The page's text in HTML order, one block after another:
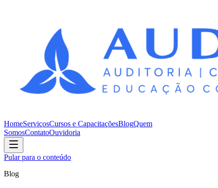
HomeServiçosCursos e CapacitaçõesBlogQuem
SomosContatoOuvidoria
Pular para o conteúdo
Blog